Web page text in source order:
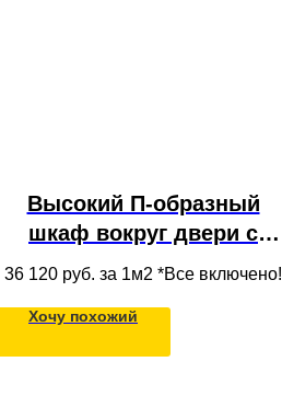
Высокий П-образный
шкаф вокруг двери с
антресолью и
МДФ в современном
стиле, встраиваемый для
36 120 руб. за 1м2 *Все включено!
Хочу похожий